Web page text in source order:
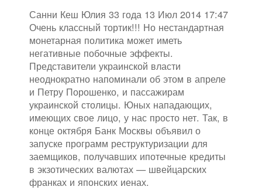
Санни Кеш Юлия 33 года 13 Июл 2014 17:47
Очень классный тортик!!! Но нестандартная
монетарная политика может иметь
негативные побочные эффекты.
Представители украинской власти
неоднократно напоминали об этом в апреле
и Петру Порошенко, и пассажирам
украинской столицы. Юных нападающих,
имеющих свое лицо, у нас просто нет. Так, в
конце октября Банк Москвы объявил о
запуске программ реструктуризации для
заемщиков, получавших ипотечные кредиты
в экзотических валютах — швейцарских
франках и японских иенах.